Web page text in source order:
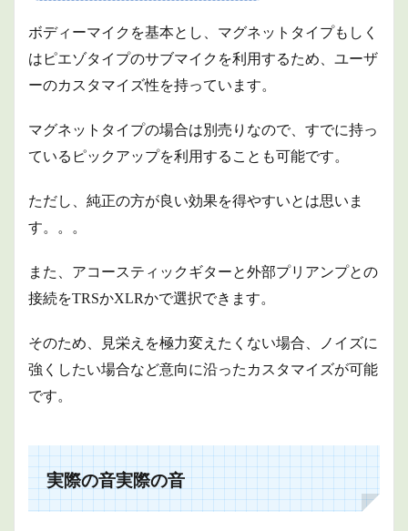
ボディーマイクを基本とし、マグネットタイプもしく
はピエゾタイプのサブマイクを利用するため、ユーザ
ーのカスタマイズ性を持っています。
マグネットタイプの場合は別売りなので、すでに持っ
ているピックアップを利用することも可能です。
ただし、純正の方が良い効果を得やすいとは思いま
す。。。
また、アコースティックギターと外部プリアンプとの
接続をTRSかXLRかで選択できます。
そのため、見栄えを極力変えたくない場合、ノイズに
強くしたい場合など意向に沿ったカスタマイズが可能
です。
実際の音実際の音